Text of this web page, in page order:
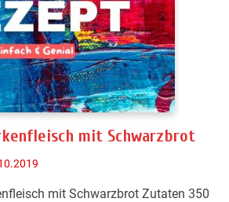
mit Schwarzbrot
mit Schwarzbrot Zutaten 350